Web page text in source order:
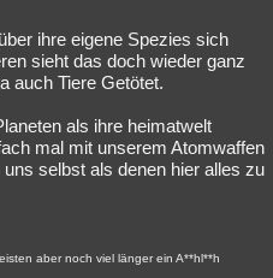
ihre eigene Spezies sich
sieht das doch wieder ganz
auch Tiere Getötet.
als ihre heimatwelt
mal mit unserem Atomwaffen
selbst als denen hier alles zu
aber noch viel länger ein A**hl**h